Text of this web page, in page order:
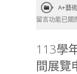
A+藝
留言功能已關
113學
間展覽